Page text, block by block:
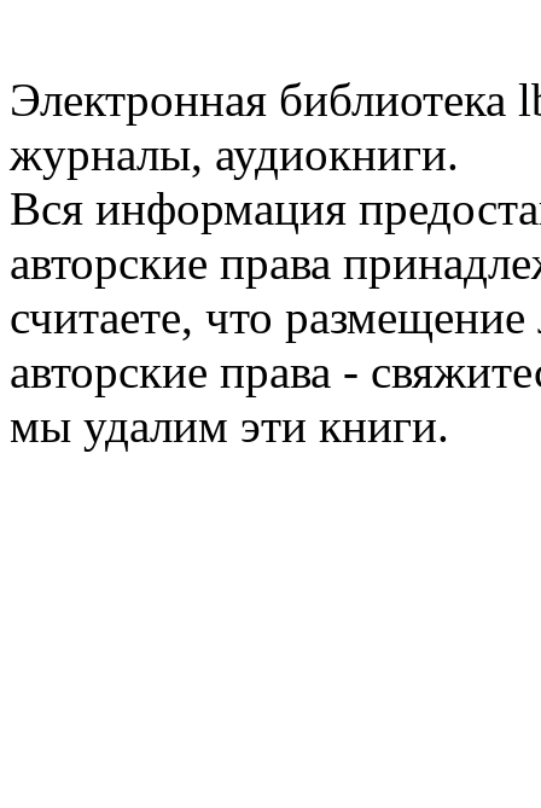
Электронная библиотека
журналы, аудиокниги.
Вся информация
авторские права
считаете, что
авторские права -
мы удалим эти книги.